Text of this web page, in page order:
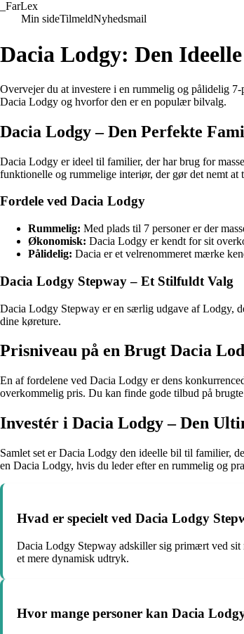
FarLex
Min sideTilmeldNyhedsmail
Dacia Lodgy: Den
Overvejer du at investere i en rummelig og pålidelig
Dacia Lodgy og hvorfor den er en populær bilvalg.
Dacia Lodgy – Den Perfekte
Dacia Lodgy er ideel til familier, der har brug for
funktionelle og rummelige interiør, der gør det nemt at
Fordele ved Dacia Lodgy
Rummelig: Med plads til 7 personer er der
Økonomisk: Dacia Lodgy er kendt for sit
Pålidelig: Dacia er et velrenommeret mærke
Dacia Lodgy Stepway – Et Stilfuldt Valg
Dacia Lodgy Stepway er en særlig udgave af Lodgy,
dine køreture.
Prisniveau på en Brugt Dacia
En af fordelene ved Dacia Lodgy er dens
overkommelig pris. Du kan finde gode tilbud på
Investér i Dacia Lodgy – Den
Samlet set er Dacia Lodgy den ideelle bil til familier,
en Dacia Lodgy, hvis du leder efter en rummelig og
Hvad er specielt ved Dacia Lodgy
Dacia Lodgy Stepway adskiller sig primært ved sit
et mere dynamisk udtryk.
Hvor mange personer kan Dacia